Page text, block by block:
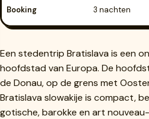
Booking 3 nachten
Een stedentrip Bratislava is een
hoofdstad van Europa. De
de Donau, op de grens met
Bratislava slowakije is compact,
gotische, barokke en art